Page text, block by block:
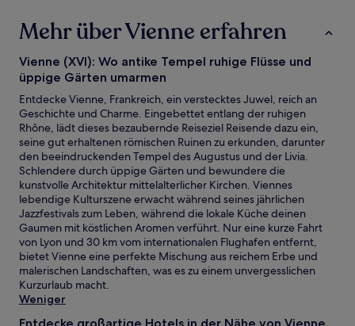
Mehr über Vienne erfahren
Vienne (XVI): Wo antike Tempel ruhige Flüsse und
üppige Gärten umarmen
Entdecke Vienne, Frankreich, ein verstecktes Juwel, reich an
Geschichte und Charme. Eingebettet entlang der ruhigen
Rhône, lädt dieses bezaubernde Reiseziel Reisende dazu ein,
seine gut erhaltenen römischen Ruinen zu erkunden, darunter
den beeindruckenden Tempel des Augustus und der Livia.
Schlendere durch üppige Gärten und bewundere die
kunstvolle Architektur mittelalterlicher Kirchen. Viennes
lebendige Kulturszene erwacht während seines jährlichen
Jazzfestivals zum Leben, während die lokale Küche deinen
Gaumen mit köstlichen Aromen verführt. Nur eine kurze Fahrt
von Lyon und 30 km vom internationalen Flughafen entfernt,
bietet Vienne eine perfekte Mischung aus reichem Erbe und
malerischen Landschaften, was es zu einem unvergesslichen
Kurzurlaub macht.
Weniger